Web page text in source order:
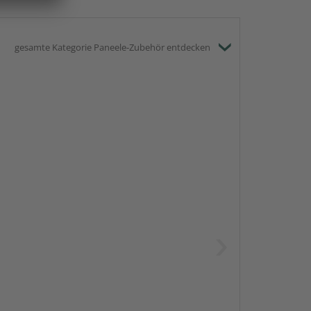
gesamte Kategorie Paneele-Zubehör entdecken